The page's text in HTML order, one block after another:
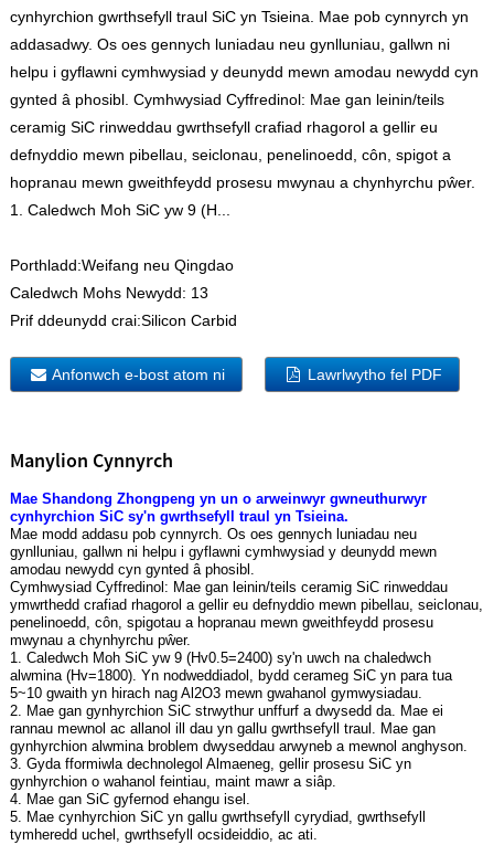
cynhyrchion gwrthsefyll traul SiC yn Tsieina. Mae pob cynnyrch yn
addasadwy. Os oes gennych luniadau neu gynlluniau, gallwn ni
helpu i gyflawni cymhwysiad y deunydd mewn amodau newydd cyn
gynted â phosibl. Cymhwysiad Cyffredinol: Mae gan leinin/teils
ceramig SiC rinweddau gwrthsefyll crafiad rhagorol a gellir eu
defnyddio mewn pibellau, seiclonau, penelinoedd, côn, spigot a
hopranau mewn gweithfeydd prosesu mwynau a chynhyrchu pŵer.
1. Caledwch Moh SiC yw 9 (H...
Porthladd:Weifang neu Qingdao
Caledwch Mohs Newydd: 13
Prif ddeunydd crai:Silicon Carbid
Anfonwch e-bost atom ni Lawrlwytho fel PDF
Manylion Cynnyrch
Mae Shandong Zhongpeng yn un o arweinwyr gwneuthurwyr
cynhyrchion SiC sy'n gwrthsefyll traul yn Tsieina.
Mae modd addasu pob cynnyrch. Os oes gennych luniadau neu
gynlluniau, gallwn ni helpu i gyflawni cymhwysiad y deunydd mewn
amodau newydd cyn gynted â phosibl.
Cymhwysiad Cyffredinol: Mae gan leinin/teils ceramig SiC rinweddau
ymwrthedd crafiad rhagorol a gellir eu defnyddio mewn pibellau, seiclonau,
penelinoedd, côn, spigotau a hopranau mewn gweithfeydd prosesu
mwynau a chynhyrchu pŵer.
1. Caledwch Moh SiC yw 9 (Hv0.5=2400) sy'n uwch na chaledwch
alwmina (Hv=1800). Yn nodweddiadol, bydd cerameg SiC yn para tua
5~10 gwaith yn hirach nag Al2O3 mewn gwahanol gymwysiadau.
2. Mae gan gynhyrchion SiC strwythur unffurf a dwysedd da. Mae ei
rannau mewnol ac allanol ill dau yn gallu gwrthsefyll traul. Mae gan
gynhyrchion alwmina broblem dwyseddau arwyneb a mewnol anghyson.
3. Gyda fformiwla dechnolegol Almaeneg, gellir prosesu SiC yn
gynhyrchion o wahanol feintiau, maint mawr a siâp.
4. Mae gan SiC gyfernod ehangu isel.
5. Mae cynhyrchion SiC yn gallu gwrthsefyll cyrydiad, gwrthsefyll
tymheredd uchel, gwrthsefyll ocsideiddio, ac ati.